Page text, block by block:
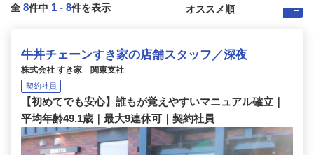
全 8件中 1 - 8件を表示
牛丼チェーンすき家の店舗スタッフ／深夜
株式会社 すき家 関東支社
契約社員
【初めてでも安心】誰もが覚えやすいマニュアル確立｜
平均年齢49.1歳｜最大9連休可｜契約社員